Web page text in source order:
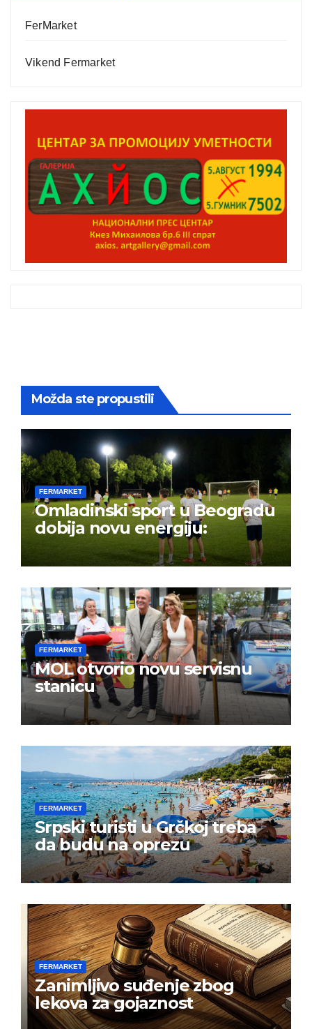
FerMarket
Vikend Fermarket
Možda ste propustili
FERMARKET
Omladinski sport u Beogradu
dobija novu energiju:
FERMARKET
MOL otvorio novu servisnu
stanicu
FERMARKET
Srpski turisti u Grčkoj treba
da budu na oprezu
FERMARKET
Zanimljivo suđenje zbog
lekova za gojaznost